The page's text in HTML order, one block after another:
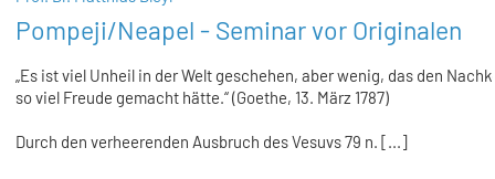
Pompeji/Neapel - Seminar vor Originalen
„Es ist viel Unheil in der Welt geschehen, aber wenig, das den
so viel Freude gemacht hätte.“ (Goethe, 13. März 1787)
Durch den verheerenden Ausbruch des Vesuvs 79 n. [...]